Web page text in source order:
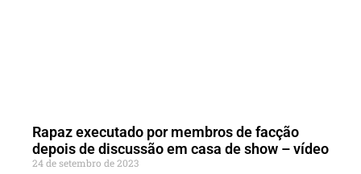
Rapaz executado por membros de facção
depois de discussão em casa de show – vídeo
24 de setembro de 2023